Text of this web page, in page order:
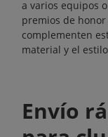
a varios equipos
premios de honor
complementen
material y el
Envío